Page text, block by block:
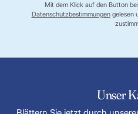
Mit dem Klick auf den Button
Datenschutzbestimmungengelesen
Unser